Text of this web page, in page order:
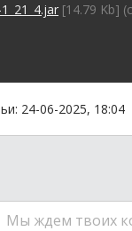
[14.79 Kb]
24-06-2025, 18:04
Мы ждем твоих